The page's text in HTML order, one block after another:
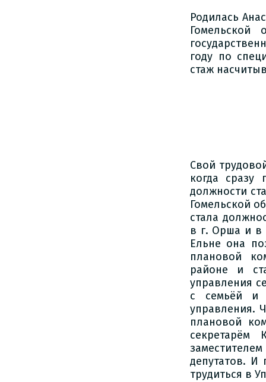
Родилась
Гомельской
году по
стаж
Свой
когда сразу
должности
Гомельской
стала
в г. Орша и в
Ельне она
плановой
районе и
управления
с семьёй и
управления.
плановой
секретарём
депутатов. И
трудиться в